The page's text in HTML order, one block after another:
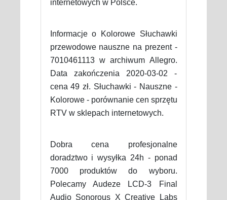
internetowych w Polsce.
Informacje o Kolorowe Słuchawki
przewodowe nauszne na prezent -
7010461113 w archiwum Allegro.
Data zakończenia 2020-03-02 -
cena 49 zł. Słuchawki - Nauszne -
Kolorowe - porównanie cen sprzętu
RTV w sklepach internetowych.
Dobra cena profesjonalne
doradztwo i wysyłka 24h - ponad
7000 produktów do wyboru.
Polecamy Audeze LCD-3 Final
Audio Sonorous X Creative Labs